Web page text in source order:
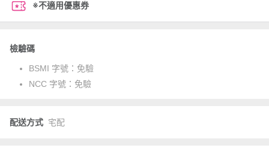
※不適用優惠券
檢驗碼
BSMI 字號： 免驗
NCC 字號： 免驗
配送方式 宅配